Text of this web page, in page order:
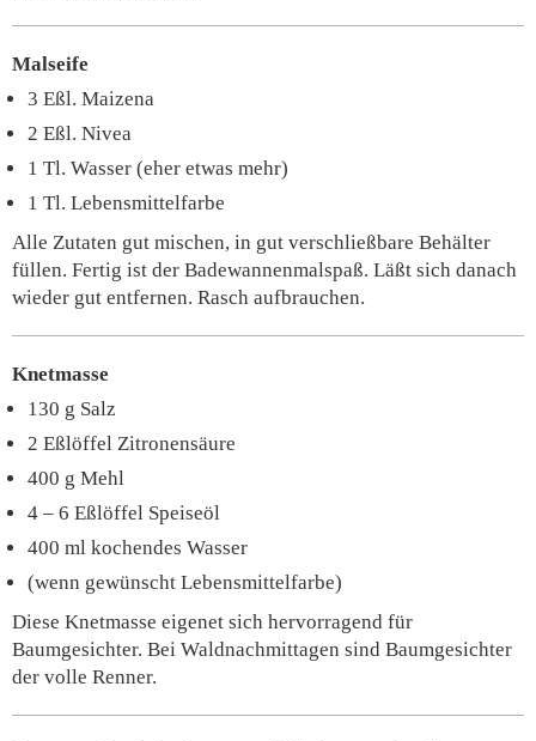
Malseife
3 Eßl. Maizena
2 Eßl. Nivea
1 Tl. Wasser (eher etwas mehr)
1 Tl. Lebensmittelfarbe
Alle Zutaten gut mischen, in gut verschließbare Behälter
füllen. Fertig ist der Badewannenmalspaß. Läßt sich danach
wieder gut entfernen. Rasch aufbrauchen.
Knetmasse
130 g Salz
2 Eßlöffel Zitronensäure
400 g Mehl
4 – 6 Eßlöffel Speiseöl
400 ml kochendes Wasser
(wenn gewünscht Lebensmittelfarbe)
Diese Knetmasse eigenet sich hervorragend für
Baumgesichter. Bei Waldnachmittagen sind Baumgesichter
der volle Renner.